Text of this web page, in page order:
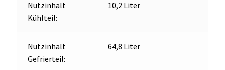
Nutzinhalt
Kühlteil:
10,2 Liter
Nutzinhalt
Gefrierteil:
64,8 Liter